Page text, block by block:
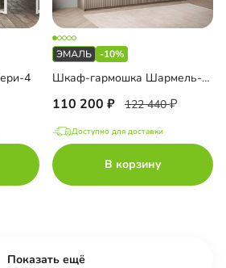
4
-10%
Шкаф-гармошка Шармель-3 Лайф Эмаль
110 200 122 440
Доступно для доставки
В корзину
Показать ещё